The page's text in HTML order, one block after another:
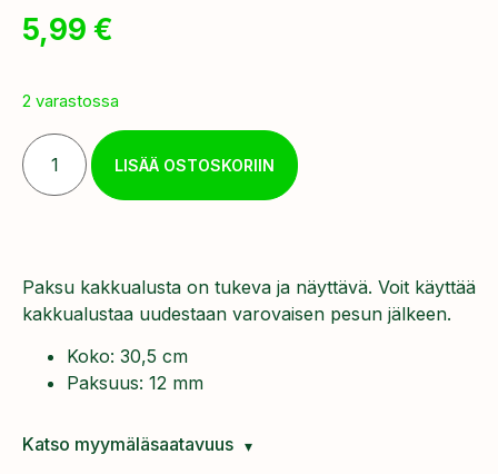
5,99 €
2 varastossa
LISÄÄ OSTOSKORIIN
Paksu kakkualusta on tukeva ja näyttävä. Voit käyttää
kakkualustaa uudestaan varovaisen pesun jälkeen.
Koko: 30,5 cm
Paksuus: 12 mm
Katso myymäläsaatavuus